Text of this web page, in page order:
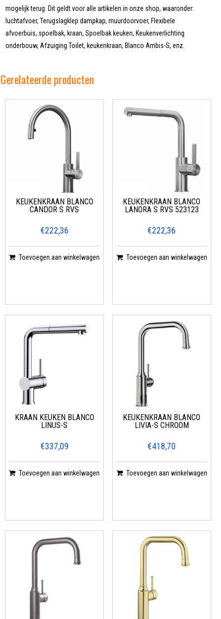
mogelijk terug. Dit geldt voor alle artikelen in onze shop, waaronder:
luchtafvoer, Terugslagklep dampkap, muurdoorvoer, Flexibele
afvoerbuis, spoelbak, kraan, Spoelbak keuken, Keukenverlichting
onderbouw, Afzuiging Toilet, keukenkraan, Blanco Ambis-S, enz.
Gerelateerde producten
KEUKENKRAAN BLANCO
CANDOR S RVS
€222,36
Toevoegen aan winkelwagen
KEUKENKRAAN BLANCO
LANORA S RVS 523123
€222,36
Toevoegen aan winkelwagen
KRAAN KEUKEN BLANCO
LINUS-S
€337,09
Toevoegen aan winkelwagen
KEUKENKRAAN BLANCO
LIVIA-S CHROOM
€418,70
Toevoegen aan winkelwagen